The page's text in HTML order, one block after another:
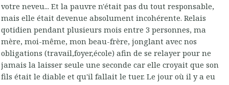
votre neveu... Et la pauvre n'était pas du tout responsable,
mais elle était devenue absolument incohérente. Relais
qotidien pendant plusieurs mois entre 3 personnes, ma
mère, moi-même, mon beau-frère, jonglant avec nos
obligations (travail,foyer,école) afin de se relayer pour ne
jamais la laisser seule une seconde car elle croyait que son
fils était le diable et qu'il fallait le tuer. Le jour où il y a eu